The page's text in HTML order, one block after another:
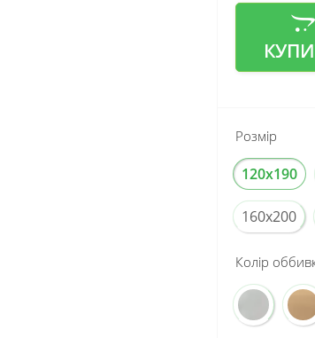
Розмір
120x190
160x200
Колір